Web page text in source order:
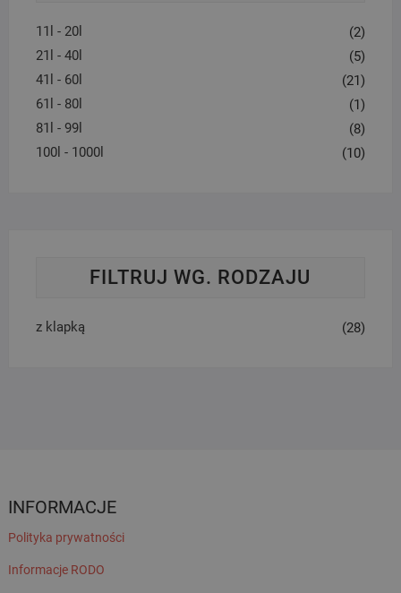
11l - 20l
(2)
21l - 40l
(5)
41l - 60l
(21)
61l - 80l
(1)
81l - 99l
(8)
100l - 1000l
(10)
FILTRUJ WG. RODZAJU
z klapką (28)
INFORMACJE
Polityka prywatności
Informacje RODO